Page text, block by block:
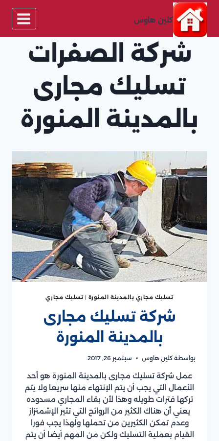
التجاوز
المحتوى
كلين هاوس
شركة الصفرات
تسليك مجارى
بالمدينة المنورة
تسليك مجاري بالمدينة المنورة | تسليك مجاري
شركة تسليك مجارى
بالمدينة المنورة
بواسطة كلين هاوس سبتمبر 26, 2017
عمل شركة تسليك مجارى بالمدينة المنورة هو أحد
الأعمال التي يجب أن يتم الإنتهاء منها سريعا ولا يتم
تركها فترات طويله وهذا لأن بقاء المجاري مسدوده
يعني أن هناك الكثير من الروائح التي تثير الإشمئزاز
وعدم تمكن الكثيرين من تحملها ولهذا يجب فورا
القيام بعملية التسليك ولكن من المهم أيضا أن يتم